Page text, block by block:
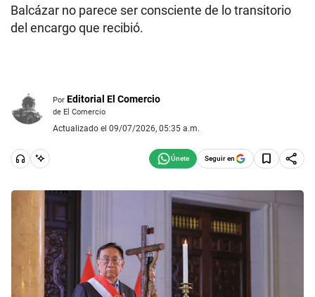
Balcázar no parece ser consciente de lo transitorio
del encargo que recibió.
Por Editorial El Comercio
de El Comercio
Actualizado el 09/07/2026, 05:35 a.m.
Seguir en